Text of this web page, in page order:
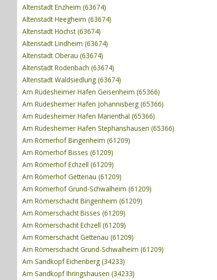
Altenstadt Enzheim (63674)
Altenstadt Heegheim (63674)
Altenstadt Höchst (63674)
Altenstadt Lindheim (63674)
Altenstadt Oberau (63674)
Altenstadt Rodenbach (63674)
Altenstadt Waldsiedlung (63674)
Am Rüdesheimer Hafen Geisenheim (65366)
Am Rüdesheimer Hafen Johannisberg (65366)
Am Rüdesheimer Hafen Marienthal (65366)
Am Rüdesheimer Hafen Stephanshausen (65366)
Am Römerhof Bingenheim (61209)
Am Römerhof Bisses (61209)
Am Römerhof Echzell (61209)
Am Römerhof Gettenau (61209)
Am Römerhof Grund-Schwalheim (61209)
Am Römerschacht Bingenheim (61209)
Am Römerschacht Bisses (61209)
Am Römerschacht Echzell (61209)
Am Römerschacht Gettenau (61209)
Am Römerschacht Grund-Schwalheim (61209)
Am Sandkopf Eichenberg (34233)
Am Sandkopf Ihringshausen (34233)